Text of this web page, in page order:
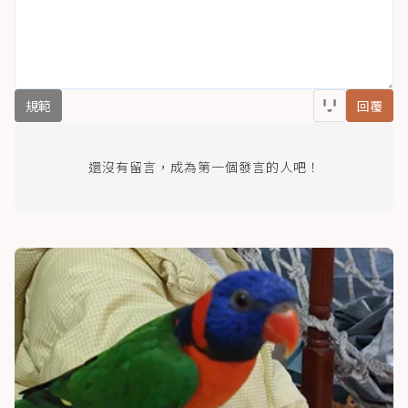
規範 回覆
還沒有留言，成為第一個發言的人吧！